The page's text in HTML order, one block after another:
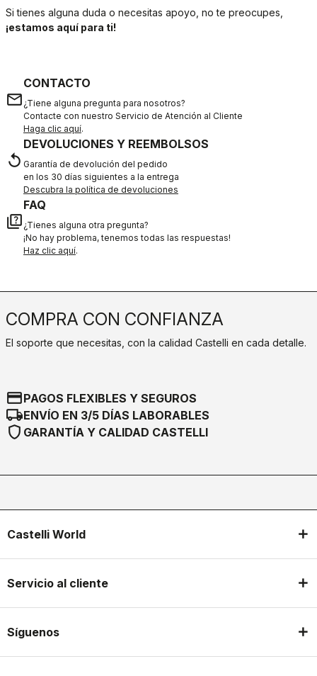
Si tienes alguna duda o necesitas apoyo, no te preocupes,
¡estamos aquí para ti!
email
CONTACTO
¿Tiene alguna pregunta para nosotros?
Contacte con nuestro Servicio de Atención al Cliente
Haga clic aquí.
replay
DEVOLUCIONES Y REEMBOLSOS
Garantía de devolución del pedido
en los 30 días siguientes a la entrega
Descubra la política de devoluciones
quiz
FAQ
¿Tienes alguna otra pregunta?
¡No hay problema, tenemos todas las respuestas!
Haz clic aquí.
COMPRA CON CONFIANZA
El soporte que necesitas, con la calidad Castelli en cada detalle.
credit_cardPAGOS FLEXIBLES Y SEGUROS
local_shippingENVÍO EN 3/5 DÍAS LABORABLES
shield GARANTÍA Y CALIDAD CASTELLI
Castelli World
Servicio al cliente
Síguenos